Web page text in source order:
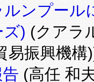
ルンプー
ズ) (クアラ
易振興機構
(高任 和